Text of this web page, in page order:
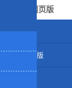
U8网页版
产品中心
公司U8网页版